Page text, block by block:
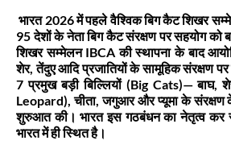
भारत 2026 में पहले वैश्विक बिग कैट शिखर
95 देशों के नेता बिग कैट संरक्षण पर सहयोग को
शिखर सम्मेलन IBCA की स्थापना के बाद
शेर, तेंदुए आदि प्रजातियों के सामूहिक संरक्षण
7 प्रमुख बड़ी बिल्लियों (Big Cats)—
Leopard), चीता, जगुआर और प्यूमा के संरक्षण
शुरुआत की। भारत इस गठबंधन का नेतृत्व कर
भारत में ही स्थित है।